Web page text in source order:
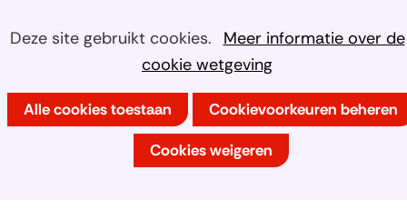
Cookies
Deze site gebruikt cookies.
Meer informatie over de
cookie wetgeving
Hier
het
gebruik
Alle cookies toestaan Cookievoorkeuren beheren
Cookies weigeren
naar
de
inhoud